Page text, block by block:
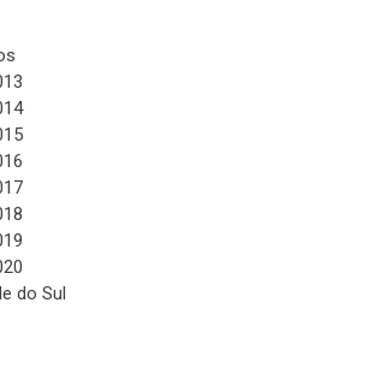
do Sul